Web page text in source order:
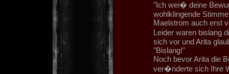
"Ich wei� deine
wohlklingende
Maelstrom auch erst
Leider waren bislang
sich vor und Arita
"Bislang!"
Noch bevor Arita die
ver�nderte sich Ihre